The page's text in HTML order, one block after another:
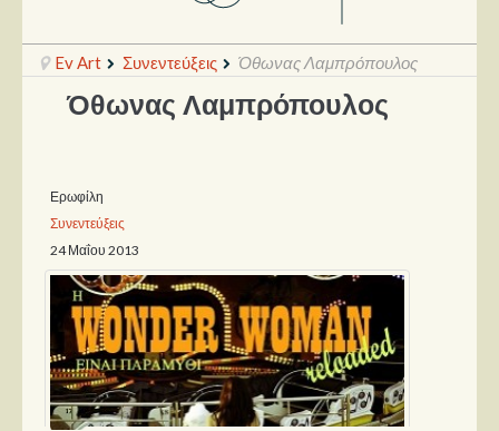
Live & Συναυλίες
Θέατρο
Συνεντεύξεις
Παρουσιάσεις
Δίσκοι
Σειρές
Ev Art Συνεντεύξεις Όθωνας Λαμπρόπουλος
Όθωνας Λαμπρόπουλος
Ερωφίλη
Συνεντεύξεις
24 Μαΐου 2013